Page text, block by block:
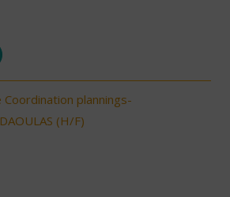
plannings-
(H/F)